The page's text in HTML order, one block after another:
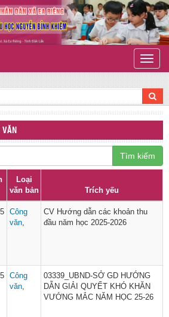
Toggle
VĂN
Tìm kiếm
Loại
văn bản
Trích yếu
Công
văn
CV Hướng dẫn các khoản thu
đầu năm học 2025-2026
Công
văn
03339_UBND-SỞ GD HƯỚNG
DẪN GIẢI QUYẾT KHÓ KHĂN
VƯỚNG MẮC NĂM HỌC 25-26